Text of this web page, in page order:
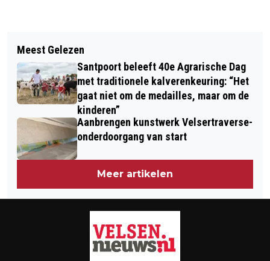
ALLE KIDS EEN HERO TIJDENS HET
HERO KINDERFESTIVAL: 'MINI-DISCO
VS. MAINSTAGE: TWEE WERELDEN OP
ÉÉN BEVRIJDINGSDAG
DIRECTEUR MILIEUDEFENSIE GAAT
WERKEN BIJ TATA STEEL
Meest Gelezen
Santpoort beleeft 40e Agrarische Dag
met traditionele kalverenkeuring: “Het
gaat niet om de medailles, maar om de
kinderen”
Aanbrengen kunstwerk Velsertraverse-
onderdoorgang van start
Meer artikelen